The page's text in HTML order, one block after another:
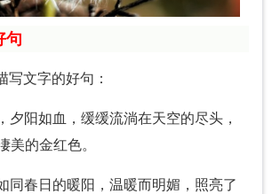
句
写文字的好句：
夕阳如血，缓缓流淌在天空的尽头，
美的金红色。
同春日的暖阳，温暖而明媚，照亮了